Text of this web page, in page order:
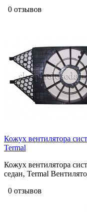
0 отзывов
Кожух вентилятора
Termal
Кожух вентилятора
седан, Termal
0 отзывов